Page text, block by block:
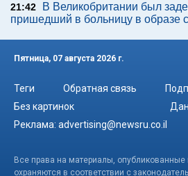
21:42
В Великобритании был
пришедший в больницу в образе
Пятница, 07 августа 2026 г.
Теги Обратная связь
Без картинок
Реклама: advertising@newsru.co.il
Все права на материалы, опубликованные
охраняются в соответствии с